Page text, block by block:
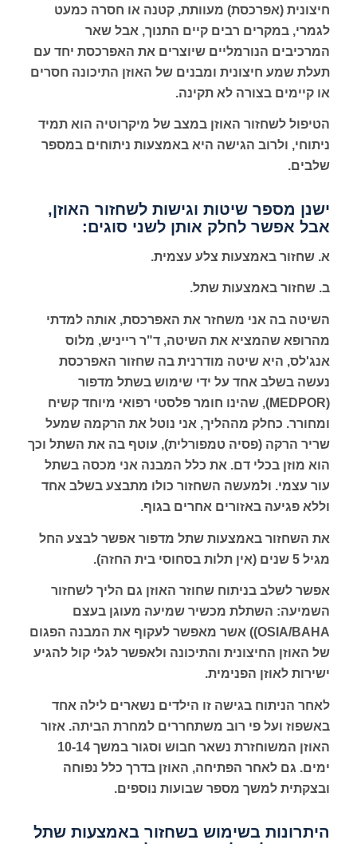
חיצונית (אפרכסת) מעוותת, קטנה או חסרה כמעט
לגמרי, במקרים רבים קיים התנוך, אבל שאר
המרכיבים הנורמליים שיוצרים את האפרכסת יחד עם
תעלת שמע חיצונית ומבנים של האוזן התיכונה חסרים
או קיימים בצורה לא תקינה.
הטיפול לשחזור האוזן במצב של מיקרוטיה הוא תמיד
ניתוחי, ולרוב הגישה היא באמצעות ניתוחים במספר
שלבים.
ישנן מספר שיטות וגישות לשחזור האוזן,
אבל אפשר לחלק אותן לשני סוגים:
א. שחזור באמצעות צלע עצמית.
ב. שחזור באמצעות שתל.
השיטה בה אני משחזר את האפרכסת, אותה למדתי
מהרופא שהמציא את השיטה, ד"ר רייניש, מלוס
אנג'לס, היא שיטה מודרנית בה שחזור האפרכסת
נעשה בשלב אחד על ידי שימוש בשתל מדפור
(MEDPOR), שהינו חומר פלסטי רפואי מיוחד קשיח
ומחורר. כחלק מההליך, אני נוטל את הרקמה שמעל
שריר הרקה (פסיה טמפורלית), עוטף בה את השתל וכך
הוא מוזן בכלי דם. את כלל המבנה אני מכסה בשתל
עור עצמי. ולמעשה השחזור כולו מתבצע בשלב אחד
וללא פגיעה באזורים אחרים בגוף.
את השחזור באמצעות שתל מדפור אפשר לבצע החל
מגיל 5 שנים (אין תלות בסחוסי בית החזה).
אפשר לשלב בניתוח שחוזר האוזן גם הליך לשחזור
השמיעה: השתלת מכשיר שמיעה מעוגן בעצם
OSIA/BAHA)) אשר מאפשר לעקוף את המבנה הפגום
של האוזן החיצונית והתיכונה ולאפשר לגלי קול להגיע
ישירות לאוזן הפנימית.
לאחר הניתוח בגישה זו הילדים נשארים לילה אחד
באשפוז ועל פי רוב משתחררים למחרת הביתה. אזור
האוזן המשוחזרת נשאר חבוש וסגור במשך 10-14
ימים. גם לאחר הפתיחה, האוזן בדרך כלל נפוחה
ובצקתית למשך מספר שבועות נוספים.
היתרונות בשימוש בשחזור באמצעות שתל